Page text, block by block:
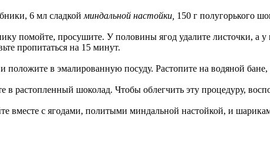
6 мл сладкой миндальной настойки, 150 г полугорького
помойте, просушите. У половины ягод удалите листочки, а
пропитаться на 15 минут.
положите в эмалированную посуду. Растопите на водяной
растопленный шоколад. Чтобы облегчить эту процедуру,
вместе с ягодами, политыми миндальной настойкой, и